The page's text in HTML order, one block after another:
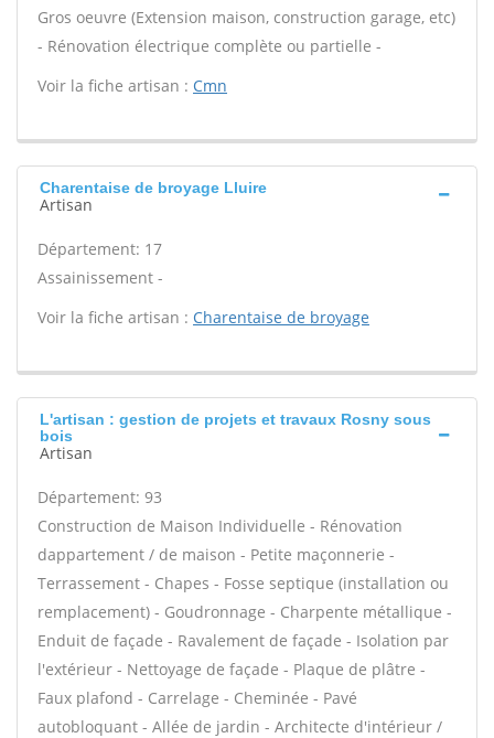
Gros oeuvre (Extension maison, construction garage, etc)
- Rénovation électrique complète ou partielle -
Voir la fiche artisan : Cmn
Charentaise de broyage Lluire
Artisan
Département: 17
Assainissement -
Voir la fiche artisan : Charentaise de broyage
L'artisan : gestion de projets et travaux Rosny sous
bois
Artisan
Département: 93
Construction de Maison Individuelle - Rénovation
dappartement / de maison - Petite maçonnerie -
Terrassement - Chapes - Fosse septique (installation ou
remplacement) - Goudronnage - Charpente métallique -
Enduit de façade - Ravalement de façade - Isolation par
l'extérieur - Nettoyage de façade - Plaque de plâtre -
Faux plafond - Carrelage - Cheminée - Pavé
autobloquant - Allée de jardin - Architecte d'intérieur /